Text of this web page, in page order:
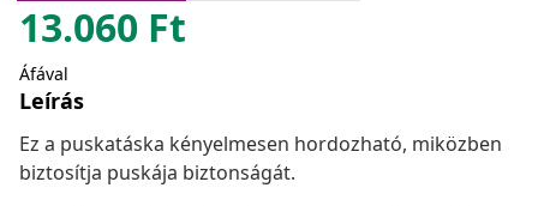
13.060 Ft
Áfával
Leírás
Ez a puskatáska kényelmesen hordozható, miközben
biztosítja puskája biztonságát.